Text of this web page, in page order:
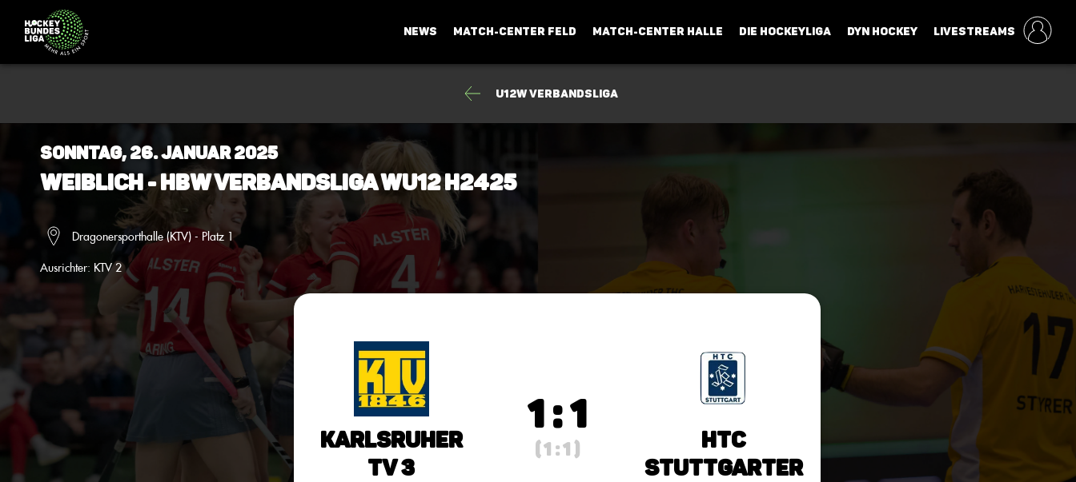
NEWS MATCH-CENTER FELD MATCH-CENTER HALLE DIE HOCKEYLIGA DYN HOCKEY LIVESTREAMS
U12w Verbandsliga
Sonntag, 26. Januar 2025
Weiblich - HBW Verbandsliga wU12 H2425
Dragonersporthalle (KTV) - Platz 1
Ausrichter: KTV 2
Karlsruher
TV 3
1 : 1
( 1 : 1 )
HTC
Stuttgarter